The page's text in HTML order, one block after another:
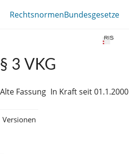
RechtsnormenBundesgesetze
§ 3 VKG
Alte Fassung In Kraft seit 01.1.2000
Versionen